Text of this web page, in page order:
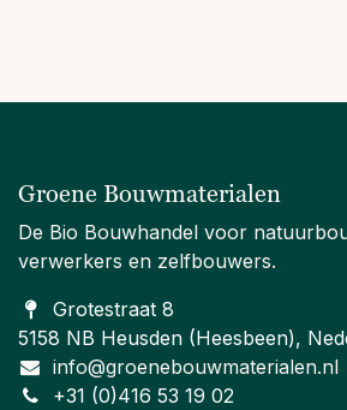
Groene Bouwmaterialen
De Bio Bouwhandel voor
verwerkers en zelfbouwers.
Grotestraat 8
5158 NB Heusden (Heesbeen),
info@groenebouwmaterialen.nl
+31 (0)416 53 19 02